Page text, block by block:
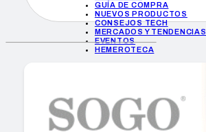
GUÍA DE COMPRA
NUEVOS PRODUCTOS
CONSEJOS TECH
MERCADOS Y TENDENCIAS
EVENTOS
HEMEROTECA
GUÍA DE COMPRA
NUEVOS PRODUCTOS
CONSEJOS TECH
MERCADOS Y TENDENCIAS